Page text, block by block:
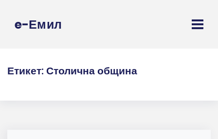
e-Емил
Етикет: Столична община